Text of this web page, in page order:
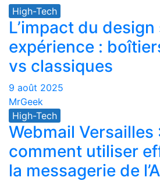
High-Tech
L’impact du
expérience :
vs classiques
9 août 2025
MrGeek
High-Tech
Webmail Versailles
comment utiliser
la messagerie de